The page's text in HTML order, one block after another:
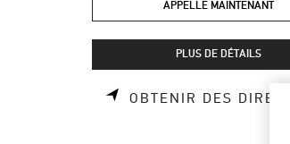
APPELLE MAINTENANT
PLUS DE DÉTAILS
OBTENIR DES